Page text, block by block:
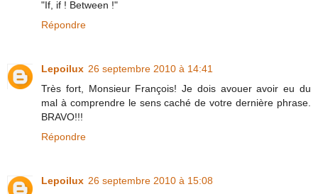
"If, if ! Between !"
Répondre
Lepoilux 26 septembre 2010 à 14:41
Très fort, Monsieur François! Je dois avouer avoir eu du
mal à comprendre le sens caché de votre dernière phrase.
BRAVO!!!
Répondre
Lepoilux 26 septembre 2010 à 15:08